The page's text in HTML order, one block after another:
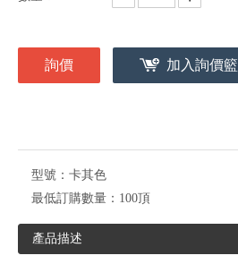
詢價 加入詢價籃
型號： 卡其色
最低訂購數量： 100頂
產品描述